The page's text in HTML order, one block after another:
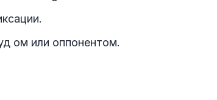
ом или оппонентом.